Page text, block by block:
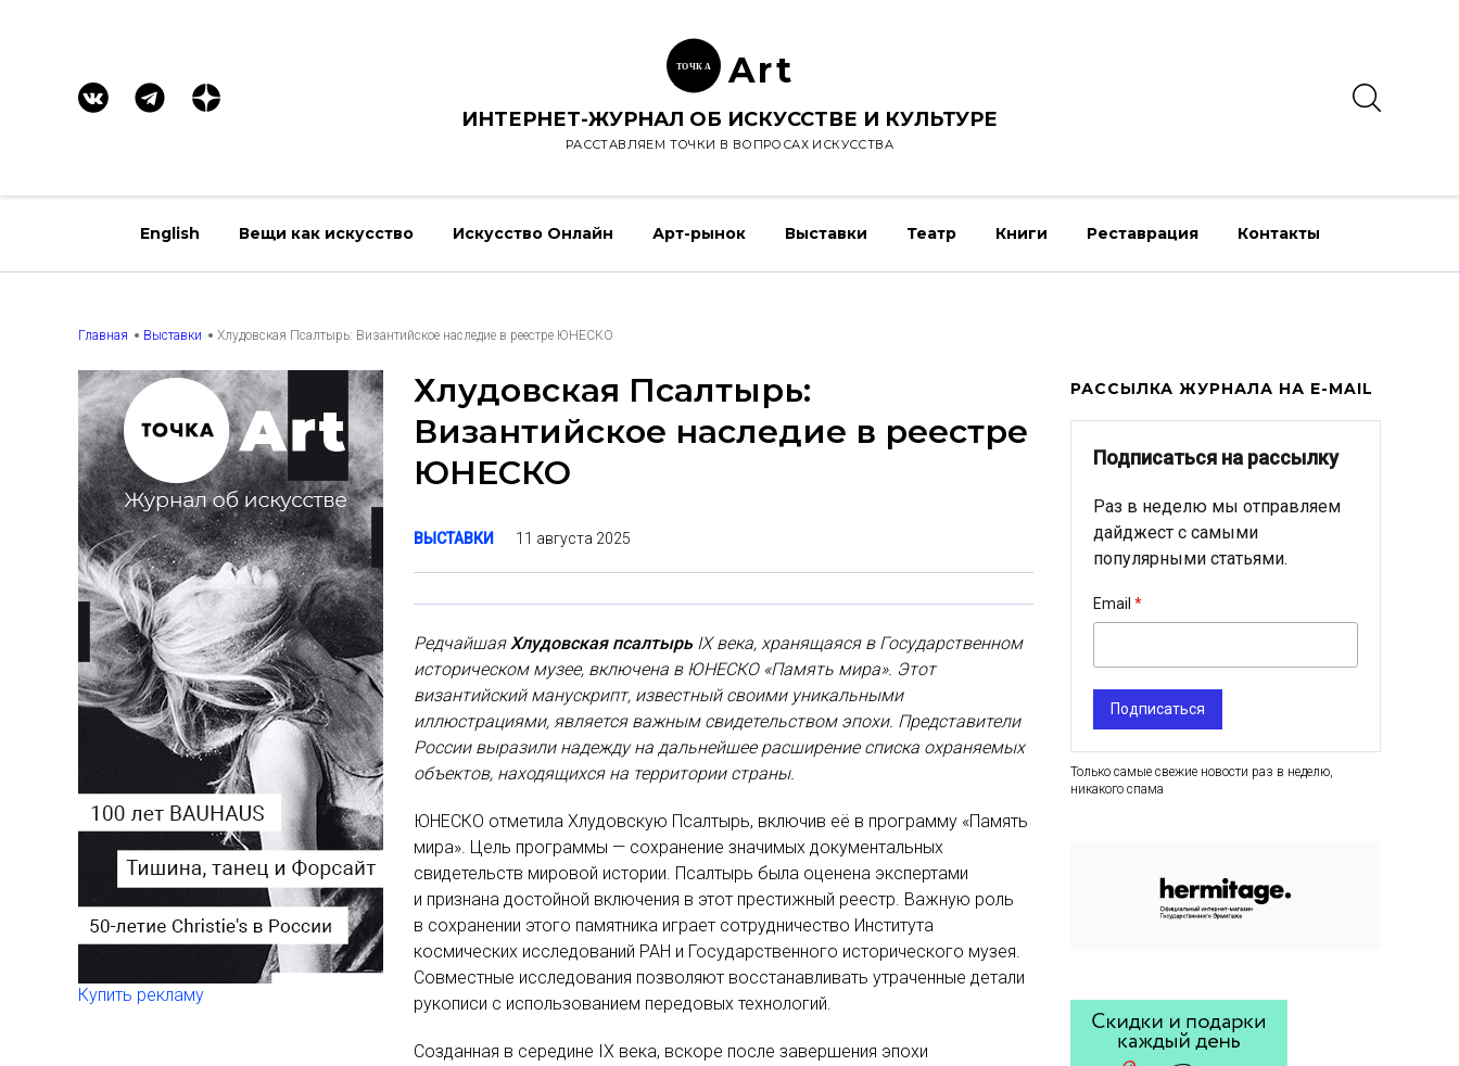
ТОЧК А Art
ИНТЕРНЕТ-ЖУРНАЛ ОБ ИСКУССТВЕ И КУЛЬТУРЕ
РАССТАВЛЯЕМ ТОЧКИ В ВОПРОСАХ ИСКУССТВА
English Вещи как искусство Искусство Онлайн Арт-рынок Выставки Театр Книги Реставрация Контакты
Главная Выставки Хлудовская Псалтырь: Византийское наследие в реестре ЮНЕСКО
Купить рекламу
Хлудовская Псалтырь:
Византийское наследие в реестре
ЮНЕСКО
ВЫСТАВКИ 11 августа 2025
РедчайшаяХлудовская псалтырь IX века, хранящаяся в Государственном
историческом музее, включена в ЮНЕСКО «Память мира». Этот
византийский манускрипт, известный своими уникальными
иллюстрациями, является важным свидетельством эпохи. Представители
России выразили надежду на дальнейшее расширение списка охраняемых
объектов, находящихся на территории страны.
ЮНЕСКО отметила Хлудовскую Псалтырь, включив её в программу «Память
мира». Цель программы — сохранение значимых документальных
свидетельств мировой истории. Псалтырь была оценена экспертами
и признана достойной включения в этот престижный реестр. Важную роль
в сохранении этого памятника играет сотрудничество Института
космических исследований РАН и Государственного исторического музея.
Совместные исследования позволяют восстанавливать утраченные детали
рукописи с использованием передовых технологий.
Созданная в середине IX века, вскоре после завершения эпохи
РАССЫЛКА ЖУРНАЛА НА E-MAIL
Подписаться на рассылку
Раз в неделю мы отправляем
дайджест с самыми
популярными статьями.
Email
Подписаться
Только самые свежие новости раз в неделю,
никакого спама